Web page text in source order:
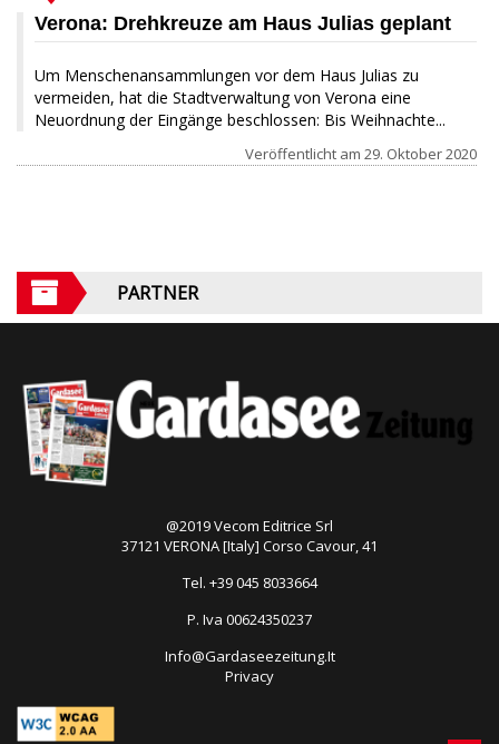
Verona: Drehkreuze am Haus Julias geplant
Um Menschenansammlungen vor dem Haus Julias zu
vermeiden, hat die Stadtverwaltung von Verona eine
Neuordnung der Eingänge beschlossen: Bis Weihnachte...
Veröffentlicht am 29. Oktober 2020
PARTNER
@2019 Vecom Editrice Srl
37121 VERONA [Italy] Corso Cavour, 41
Tel. +39 045 8033664
P. Iva 00624350237
Info@Gardaseezeitung.It
Privacy